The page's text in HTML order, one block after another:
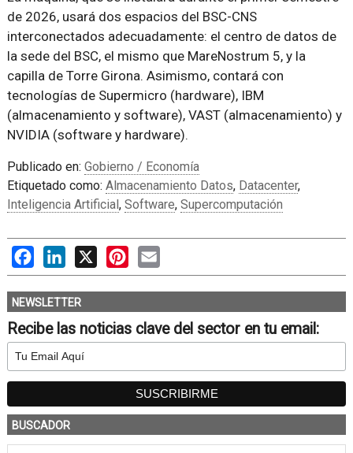
de 2026, usará dos espacios del BSC-CNS
interconectados adecuadamente: el centro de datos de
la sede del BSC, el mismo que MareNostrum 5, y la
capilla de Torre Girona. Asimismo, contará con
tecnologías de Supermicro (hardware), IBM
(almacenamiento y software), VAST (almacenamiento) y
NVIDIA (software y hardware).
Publicado en: Gobierno / Economía
Etiquetado como: Almacenamiento Datos, Datacenter,
Inteligencia Artificial, Software, Supercomputación
FacebookLinkedIn
X PinterestEmail
NEWSLETTER
Recibe las noticias clave del sector en tu email:
BUSCADOR